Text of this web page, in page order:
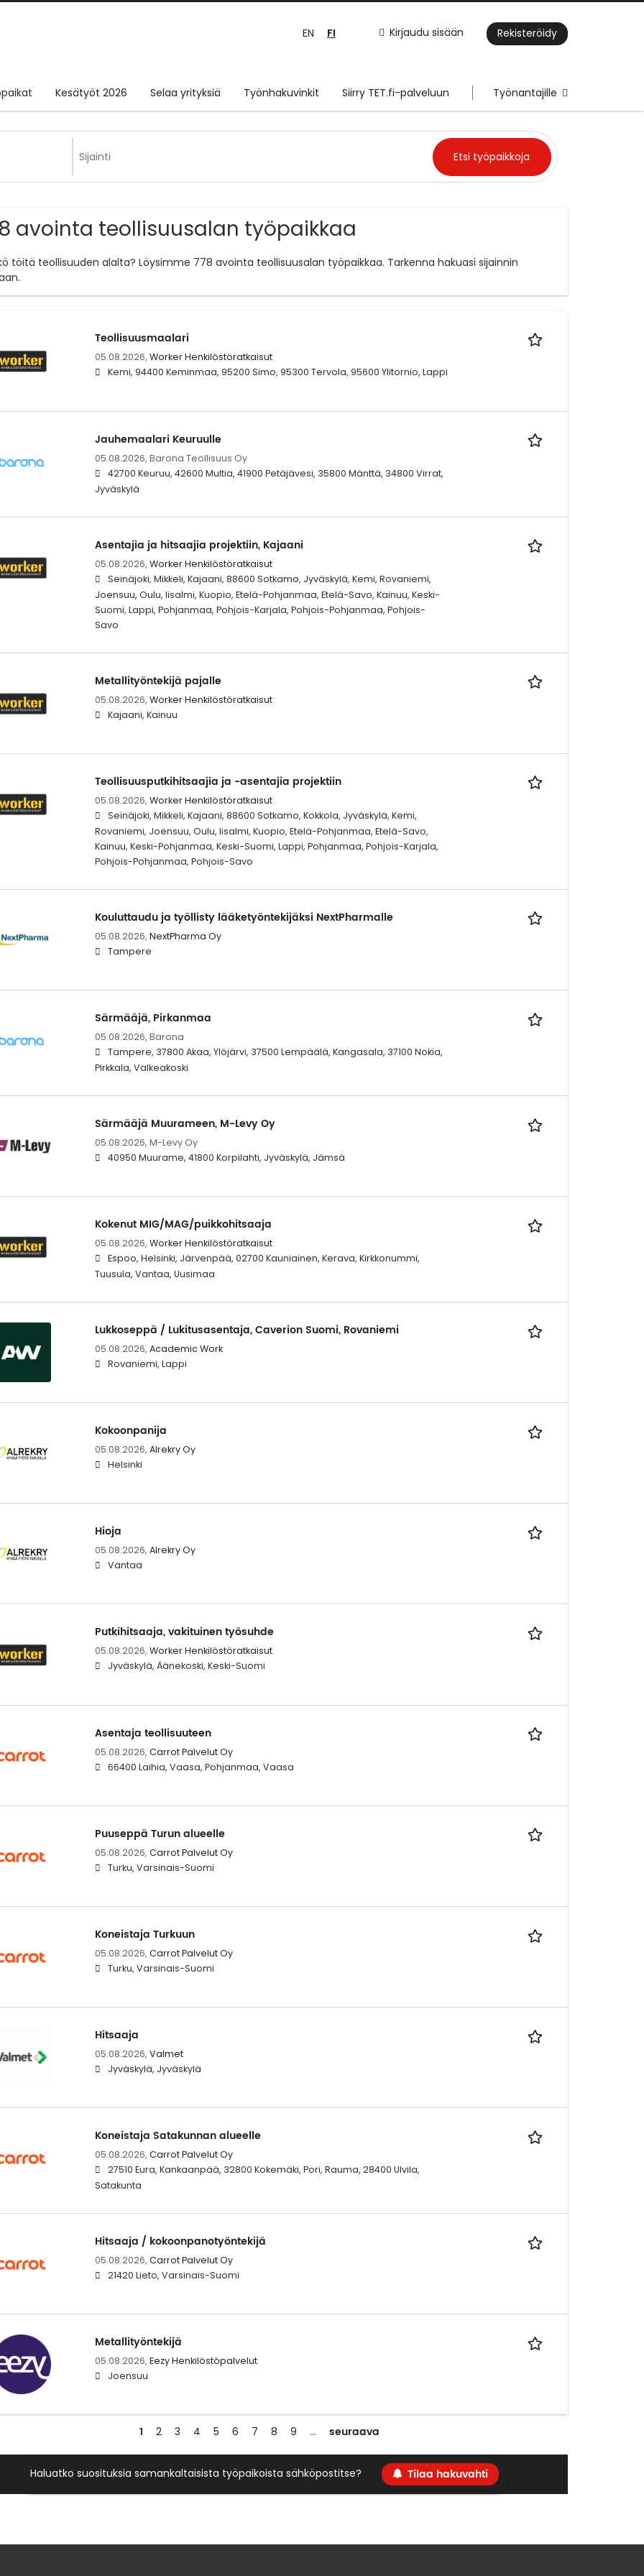
Kirjaudu sisään Rekisteröidy
EN FI
Kesätyöt 2026 Selaa yrityksiä Työnhakuvinkit Siirry TET.fi-palveluun Työnantajille
avointa teollisuusalan työpaikkaa
töitä teollisuuden alalta? Löysimme 778 avointa teollisuusalan työpaikkaa. Tarkenna hakuasi sijainnin
Teollisuusmaalari
05.08.2026, Worker Henkilöstöratkaisut
Kemi, 94400 Keminmaa, 95200 Simo, 95300 Tervola, 95600 Ylitornio, Lappi
Jauhemaalari Keuruulle
05.08.2026, Barona Teollisuus Oy
42700 Keuruu, 42600 Multia, 41900 Petäjävesi, 35800 Mänttä, 34800 Virrat,
Jyväskylä
Asentajia ja hitsaajia projektiin, Kajaani
05.08.2026, Worker Henkilöstöratkaisut
Seinäjoki, Mikkeli, Kajaani, 88600 Sotkamo, Jyväskylä, Kemi, Rovaniemi,
Joensuu, Oulu, Iisalmi, Kuopio, Etelä-Pohjanmaa, Etelä-Savo, Kainuu, Keski-
Suomi, Lappi, Pohjanmaa, Pohjois-Karjala, Pohjois-Pohjanmaa, Pohjois-
Savo
Metallityöntekijä pajalle
05.08.2026, Worker Henkilöstöratkaisut
Kajaani, Kainuu
Teollisuusputkihitsaajia ja -asentajia projektiin
05.08.2026, Worker Henkilöstöratkaisut
Seinäjoki, Mikkeli, Kajaani, 88600 Sotkamo, Kokkola, Jyväskylä, Kemi,
Rovaniemi, Joensuu, Oulu, Iisalmi, Kuopio, Etelä-Pohjanmaa, Etelä-Savo,
Kainuu, Keski-Pohjanmaa, Keski-Suomi, Lappi, Pohjanmaa, Pohjois-Karjala,
Pohjois-Pohjanmaa, Pohjois-Savo
Kouluttaudu ja työllisty lääketyöntekijäksi NextPharmalle
05.08.2026, NextPharma Oy
Tampere
Särmääjä, Pirkanmaa
05.08.2026, Barona
Tampere, 37800 Akaa, Ylöjärvi, 37500 Lempäälä, Kangasala, 37100 Nokia,
Pirkkala, Valkeakoski
Särmääjä Muurameen, M-Levy Oy
05.08.2026, M-Levy Oy
40950 Muurame, 41800 Korpilahti, Jyväskylä, Jämsä
Kokenut MIG/MAG/puikkohitsaaja
05.08.2026, Worker Henkilöstöratkaisut
Espoo, Helsinki, Järvenpää, 02700 Kauniainen, Kerava, Kirkkonummi,
Tuusula, Vantaa, Uusimaa
Lukkoseppä / Lukitusasentaja, Caverion Suomi, Rovaniemi
05.08.2026, Academic Work
Rovaniemi, Lappi
Kokoonpanija
05.08.2026, Alrekry Oy
Helsinki
Hioja
05.08.2026, Alrekry Oy
Vantaa
Putkihitsaaja, vakituinen työsuhde
05.08.2026, Worker Henkilöstöratkaisut
Jyväskylä, Äänekoski, Keski-Suomi
Asentaja teollisuuteen
05.08.2026, Carrot Palvelut Oy
66400 Laihia, Vaasa, Pohjanmaa, Vaasa
Puuseppä Turun alueelle
05.08.2026, Carrot Palvelut Oy
Turku, Varsinais-Suomi
Koneistaja Turkuun
05.08.2026, Carrot Palvelut Oy
Turku, Varsinais-Suomi
Hitsaaja
05.08.2026, Valmet
Jyväskylä, Jyväskylä
Koneistaja Satakunnan alueelle
05.08.2026, Carrot Palvelut Oy
27510 Eura, Kankaanpää, 32800 Kokemäki, Pori, Rauma, 28400 Ulvila,
Satakunta
Hitsaaja / kokoonpanotyöntekijä
05.08.2026, Carrot Palvelut Oy
21420 Lieto, Varsinais-Suomi
Metallityöntekijä
05.08.2026, Eezy Henkilöstöpalvelut
Joensuu
1 2 3 4 5 6 7 8 9 … seuraava
Haluatko suosituksia samankaltaisista työpaikoista sähköpostitse? Tilaa hakuvahti